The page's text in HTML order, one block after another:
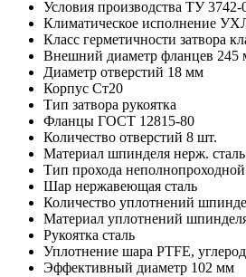
Условия производства ТУ 3742-
Климатическое исполнение
Класс герметичности затвора
Внешний диаметр фланцев 245
Диаметр отверстий 18 мм
Корпус Ст20
Тип затвора рукоятка
Фланцы ГОСТ 12815-80
Количество отверстий 8 шт.
Материал шпинделя нерж. сталь
Тип прохода неполнопроходной
Шар нержавеющая сталь
Количество уплотнений
Материал уплотнений
Рукоятка сталь
Уплотнение шара PTFE, углерод
Эффективный диаметр 102 мм